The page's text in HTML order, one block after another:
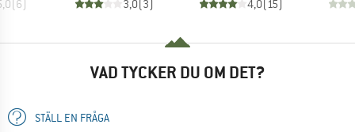
6 3,0 3 4,0 15
VAD TYCKER DU OM DET?
STÄLL EN FRÅGA